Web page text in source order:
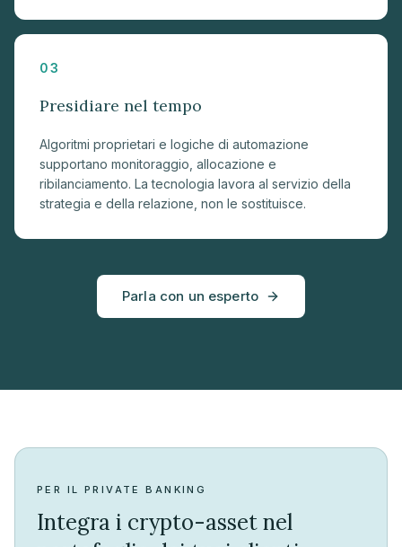
03
Presidiare nel tempo
Algoritmi proprietari e logiche di automazione
supportano monitoraggio, allocazione e
ribilanciamento. La tecnologia lavora al servizio della
strategia e della relazione, non le sostituisce.
Parla con un esperto
PER IL PRIVATE BANKING
Integra i crypto-asset nel